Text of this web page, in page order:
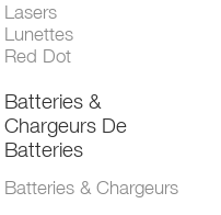
Lasers
Lunettes
Red Dot
Batteries &
Chargeurs De
Batteries
Batteries & Chargeurs